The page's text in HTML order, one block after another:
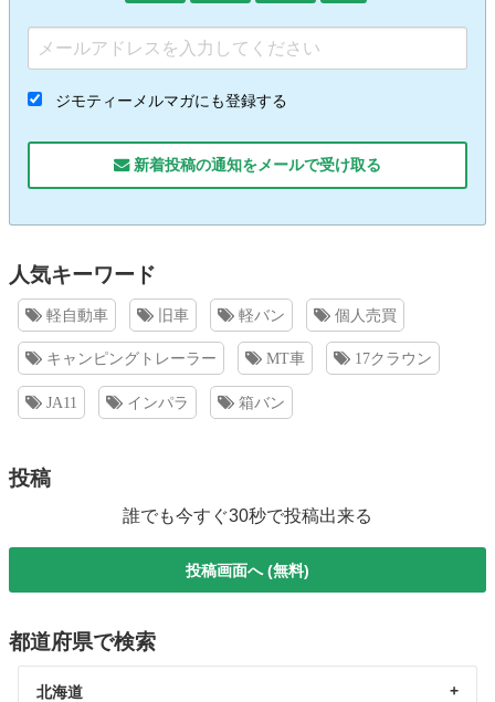
ジモティーメルマガにも登録する
新着投稿の通知をメールで受け取る
人気キーワード
軽自動車 旧車 軽バン 個人売買
キャンピングトレーラー MT車 17クラウン
JA11 インパラ 箱バン
投稿
誰でも今すぐ30秒で投稿出来る
投稿画面へ (無料)
都道府県で検索
北海道